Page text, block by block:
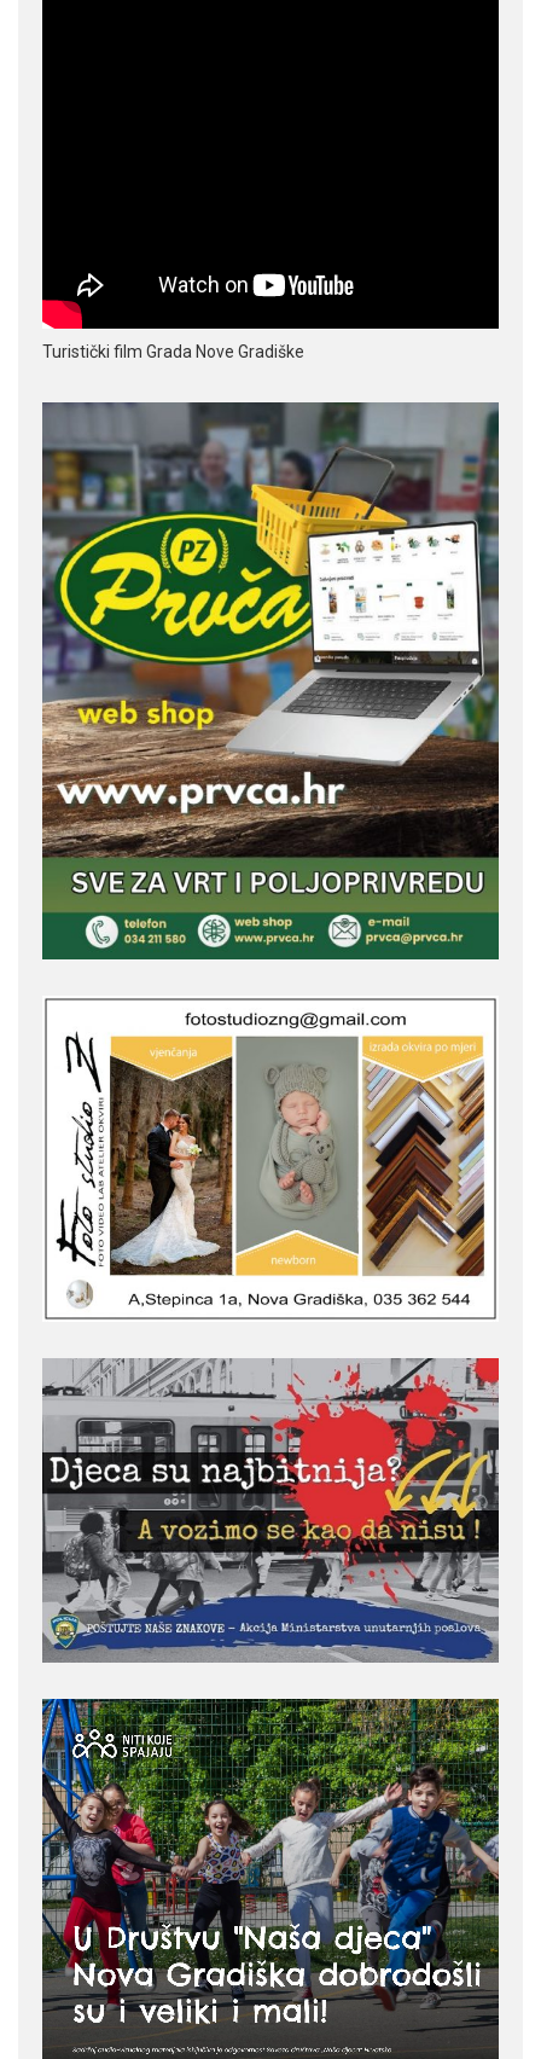
Turistički film Grada Nove Gradiške